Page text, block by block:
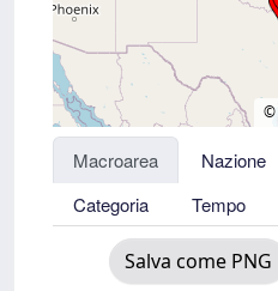
©
Macroarea Nazione
Categoria
Tempo
Salva come PNG